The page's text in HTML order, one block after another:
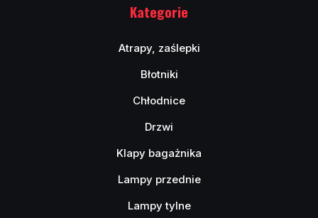
Kategorie
Atrapy, zaślepki
Błotniki
Chłodnice
Drzwi
Klapy bagażnika
Lampy przednie
Lampy tylne